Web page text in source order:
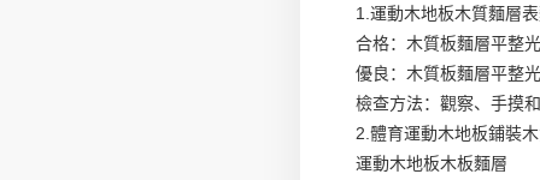
1.運動木地板木質麵層
合格：木質板麵層平整
優良：木質板麵層平整
檢查方法：觀察、手摸
2.體育運動木地板鋪裝
運動木地板木板麵層